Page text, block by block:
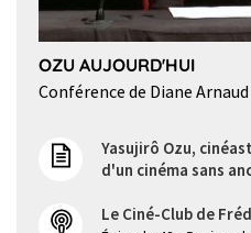
OZU AUJOURD'HUI
Conférence de Diane Arnaud
Yasujirô Ozu,
d'un cinéma sans
Le Ciné-Club de